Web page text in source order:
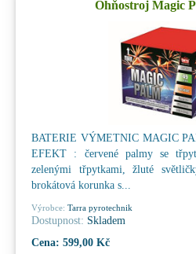
Ohňostroj Magic
BATERIE VÝMETNIC MAGIC
EFEKT : červené palmy se
zelenými třpytkami, žluté
brokátová korunka s...
Výrobce: Tarra pyrotechnik
Dostupnost: Skladem
Cena: 599,00 Kč